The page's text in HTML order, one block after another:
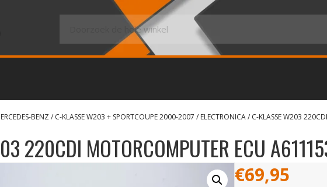
BENZ/ C-KLASSE W203 + SPORTCOUPE 2000-2007 / ELECTRONICA/ C-KLASSE W203
220CDI MOTORCOMPUTER ECU
€69,95